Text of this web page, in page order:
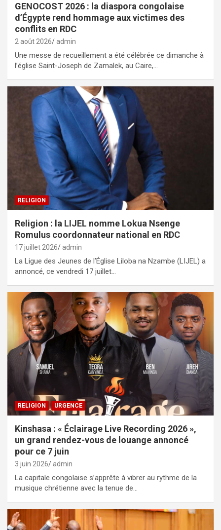
GENOCOST 2026 : la diaspora congolaise
d’Égypte rend hommage aux victimes des
conflits en RDC
2 août 2026 admin
Une messe de recueillement a été célébrée ce dimanche à
l’église Saint-Joseph de Zamalek, au Caire,…
RELIGION
Religion : la LIJEL nomme Lokua Nsenge
Romulus coordonnateur national en RDC
17 juillet 2026 admin
La Ligue des Jeunes de l’Église Liloba na Nzambe (LIJEL) a
annoncé, ce vendredi 17 juillet…
RELIGION URGENCE
Kinshasa : « Éclairage Live Recording 2026 »,
un grand rendez-vous de louange annoncé
pour ce 7 juin
3 juin 2026 admin
La capitale congolaise s’apprête à vibrer au rythme de la
musique chrétienne avec la tenue de…